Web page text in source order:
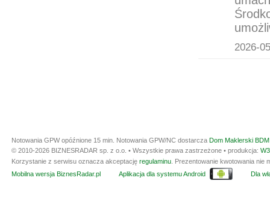
2026-
Notowania GPW opóźnione 15 min. Notowania GPW/NC dostarcza Dom Maklerski
© 2010-2026 BIZNESRADAR sp. z o.o. • Wszystkie prawa zastrzeżone • produkcja:
Korzystanie z serwisu oznacza akceptację regulaminu . Prezentowanie kwotowania
Mobilna wersja BiznesRadar.pl
Aplikacja dla systemu Android Dla